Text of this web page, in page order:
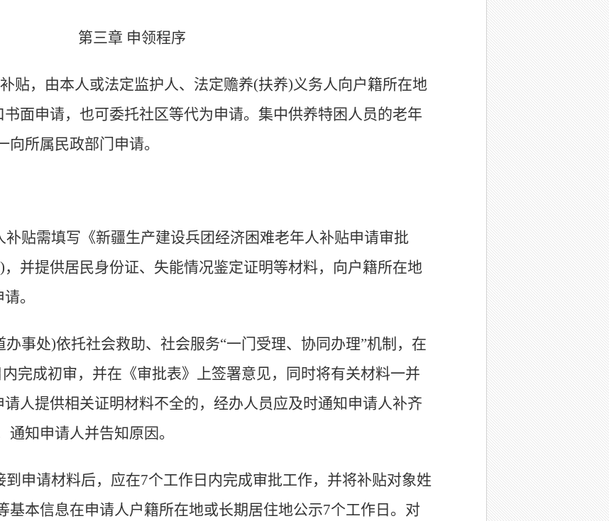
第三章 申领程序
贴，由本人或法定监护人、法定赡养(扶养)义务人向户籍所在地
面申请，也可委托社区等代为申请。集中供养特困人员的老年
所属民政部门申请。
补贴需填写《新疆生产建设兵团经济困难老年人补贴申请审批
并提供居民身份证、失能情况鉴定证明等材料，向户籍所在地
。
事处)依托社会救助、社会服务“一门受理、协同办理”机制，在
完成初审，并在《审批表》上签署意见，同时将有关材料一并
人提供相关证明材料不全的，经办人员应及时通知申请人补齐
知申请人并告知原因。
到申请材料后，应在7个工作日内完成审批工作，并将补贴对象姓
基本信息在申请人户籍所在地或长期居住地公示7个工作日。对